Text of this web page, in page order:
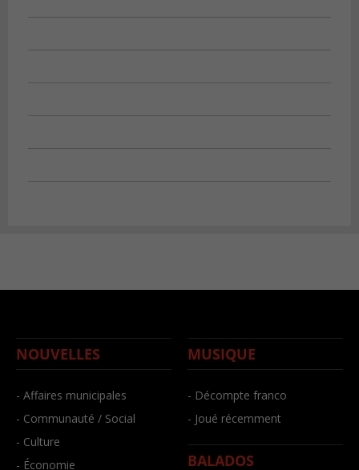
NOUVELLES
- Affaires municipales
- Communauté / Social
- Culture
- Économie
MUSIQUE
- Décompte franco
- Joué récemment
BALADOS